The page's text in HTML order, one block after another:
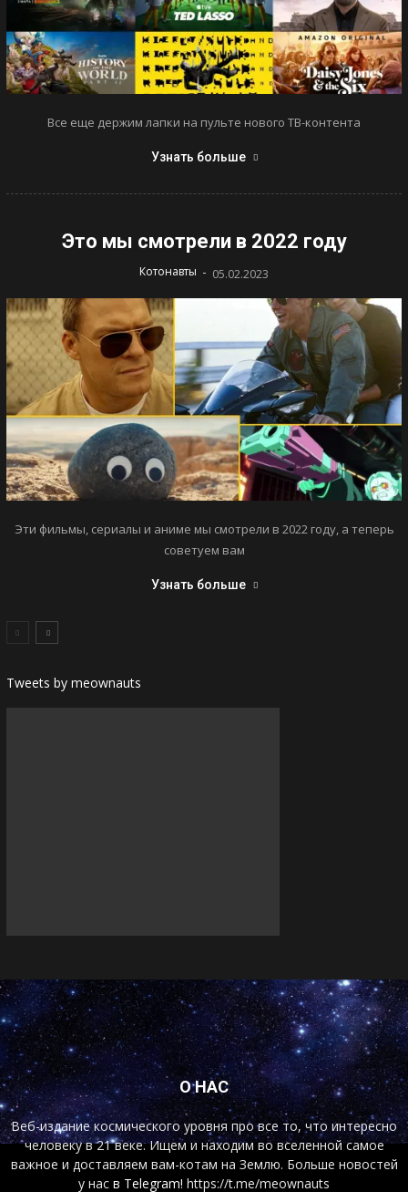
Все еще держим лапки на пульте нового ТВ-контента
Узнать больше
Это мы смотрели в 2022 году
Котонавты - 05.02.2023
Эти фильмы, сериалы и аниме мы смотрели в 2022 году, а теперь
советуем вам
Узнать больше
Tweets by meownauts
О НАС
Веб-издание космического уровня про все то, что интересно
человеку в 21 веке. Ищем и находим во вселенной самое
важное и доставляем вам-котам на Землю. Больше новостей
у нас в Telegram! https://t.me/meownauts